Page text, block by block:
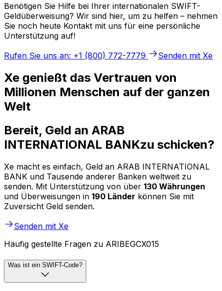
Benötigen Sie Hilfe bei Ihrer internationalen SWIFT-
Geldüberweisung? Wir sind hier, um zu helfen – nehmen
Sie noch heute Kontakt mit uns für eine persönliche
Unterstützung auf!
Rufen Sie uns an: +1 (800) 772-7779
Senden mit Xe
Xe genießt das Vertrauen von
Millionen Menschen auf der ganzen
Welt
Bereit, Geld an ARAB
INTERNATIONAL BANKzu schicken?
Xe macht es einfach, Geld an ARAB INTERNATIONAL
BANK und Tausende anderer Banken weltweit zu
senden. Mit Unterstützung von über 130 Währungen
und Überweisungen in 190 Länder können Sie mit
Zuversicht Geld senden.
Senden mit Xe
Häufig gestellte Fragen zu ARIBEGCX015
Was ist ein SWIFT-Code?